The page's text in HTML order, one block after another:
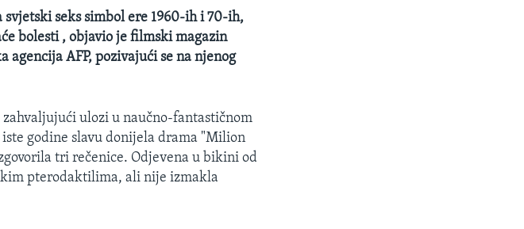
seks simbol ere 1960-ih i 70-ih,
bolesti , objavio je filmski magazin
AFP, pozivajući se na njenog
ulozi u naučno-fantastičnom
godine slavu donijela drama "Milion
tri rečenice. Odjevena u bikini od
pterodaktilima, ali nije izmakla